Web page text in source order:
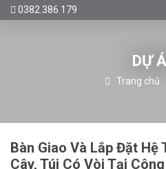
0382.386.179
DỰ
Trang chủ
Bàn Giao Và Lắp Đặt Hệ
Cây, Túi Có Vòi Tại